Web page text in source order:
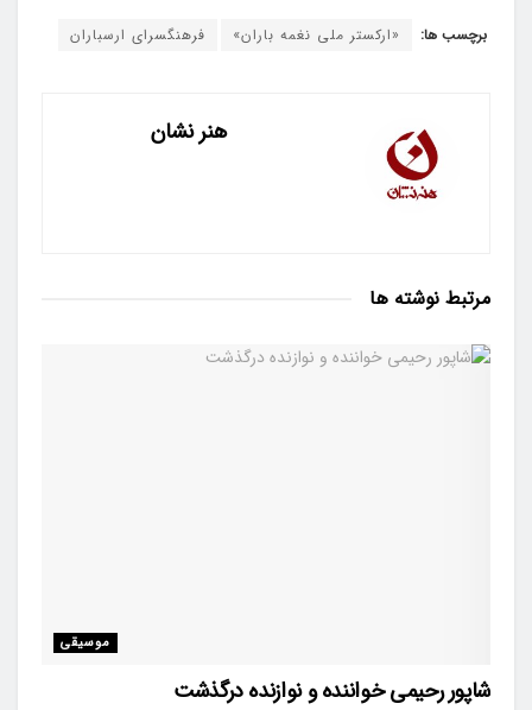
برچسب ها: «ارکستر ملی نغمه باران» فرهنگسرای ارسباران
هنر نشان
مرتبط نوشته ها
موسیقی
شاپور رحیمی خواننده و نوازنده درگذشت